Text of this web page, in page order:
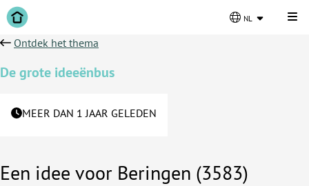
nl
Ontdek het thema
De grote ideeënbus
MEER DAN 1 JAAR GELEDEN
Een idee voor Beringen (3583)